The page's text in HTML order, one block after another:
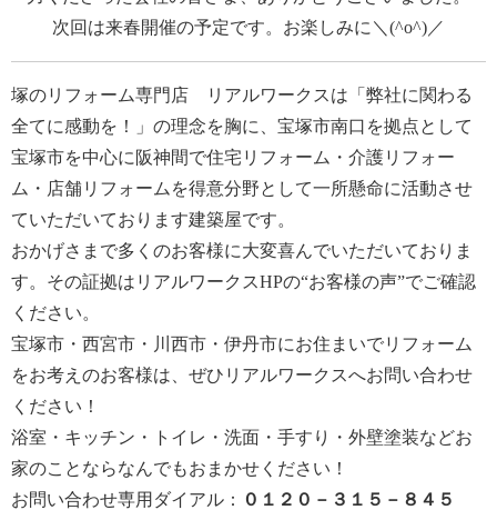
次回は来春開催の予定です。お楽しみに＼(^o^)／
塚のリフォーム専門店 リアルワークスは「弊社に関わる
全てに感動を！」の理念を胸に、宝塚市南口を拠点として
宝塚市を中心に阪神間で住宅リフォーム・介護リフォー
ム・店舗リフォームを得意分野として一所懸命に活動させ
ていただいております建築屋です。
おかげさまで多くのお客様に大変喜んでいただいておりま
す。その証拠はリアルワークスHPの“お客様の声”でご確認
ください。
宝塚市・西宮市・川西市・伊丹市にお住まいでリフォーム
をお考えのお客様は、ぜひリアルワークスへお問い合わせ
ください！
浴室・キッチン・トイレ・洗面・手すり・外壁塗装などお
家のことならなんでもおまかせください！
お問い合わせ専用ダイアル： ０１２０－３１５－８４５